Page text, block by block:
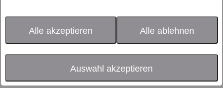
Alle akzeptieren Alle ablehnen
Auswahl akzeptieren